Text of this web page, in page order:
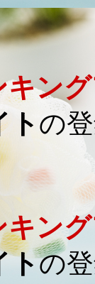
ン
ト の
キン
トの